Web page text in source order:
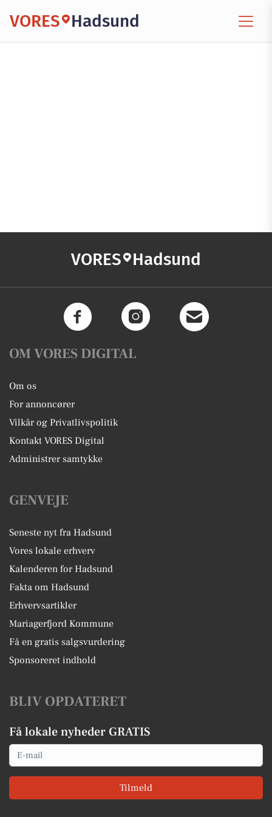
VORES Hadsund
VORES Hadsund
OM VORES DIGITAL
Om os
For annoncører
Vilkår og Privatlivspolitik
Kontakt VORES Digital
Administrer samtykke
GENVEJE
Seneste nyt fra Hadsund
Vores lokale erhverv
Kalenderen for Hadsund
Fakta om Hadsund
Erhvervsartikler
Mariagerfjord Kommune
Få en gratis salgsvurdering
Sponsoreret indhold
BLIV OPDATERET
Få lokale nyheder GRATIS
Email
Tilmeld